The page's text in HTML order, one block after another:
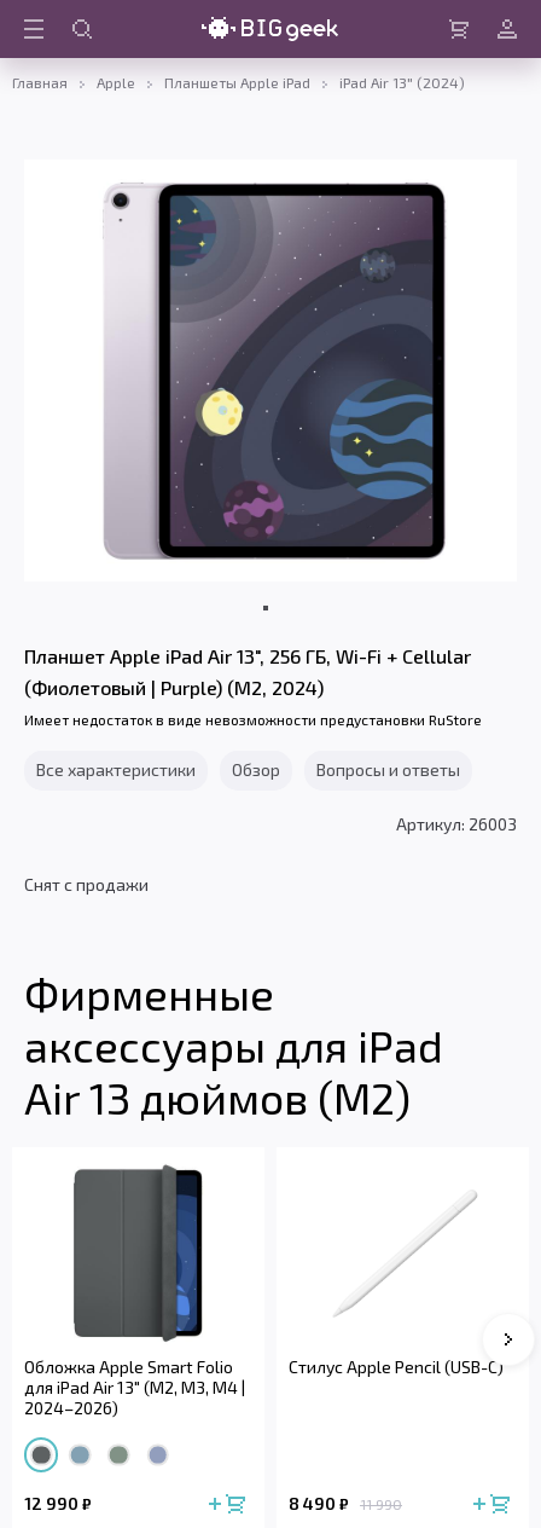
Войти
Главная Apple Планшеты Apple iPad iPad Air 13" (2024)
Планшет Apple iPad Air 13", 256 ГБ, Wi-Fi + Cellular
(Фиолетовый | Purple) (M2, 2024)
Имеет недостаток в виде невозможности предустановки RuStore
Все характеристики Обзор Вопросы и ответы
Артикул: 26003
Снят с продажи
Фирменные
аксессуары для iPad
Air 13 дюймов (M2)
Обложка Apple Smart Folio
для iPad Air 13" (M2, M3, M4 |
2024–2026)
12 990 ₽
Стилус Apple Pencil (USB-C)
8 490 ₽ 11 990